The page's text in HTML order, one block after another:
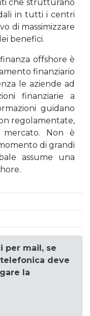
che strutturano
in tutti i centri
di massimizzare
benefici.
offshore è
finanziario
le aziende ad
finanziarie a
guidano
regolamentate,
Non è
di grandi
assume una
per mail, se
deve
la